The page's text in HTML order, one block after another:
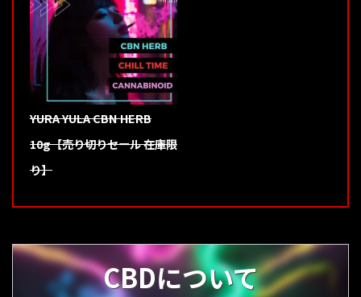
YURA YULA CBN HERB
10g【売り切りセール 在庫限
り】
CBDについて